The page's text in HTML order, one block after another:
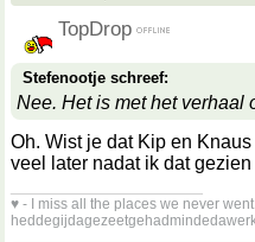
TopDrop
Stefenootje schreef:
Nee. Het is met het verhaal
Oh. Wist je dat Kip en
veel later nadat ik dat gezien
♥ - I miss all the places we never